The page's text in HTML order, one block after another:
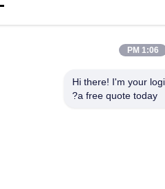
Hi there! I'm
a free quote